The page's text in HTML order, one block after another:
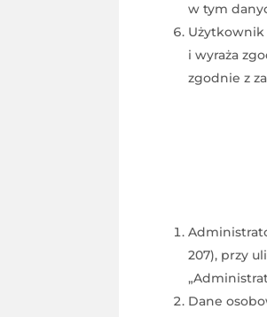
w tym
Użytkownik
i wyraża
zgodnie z
207), przy
Dane